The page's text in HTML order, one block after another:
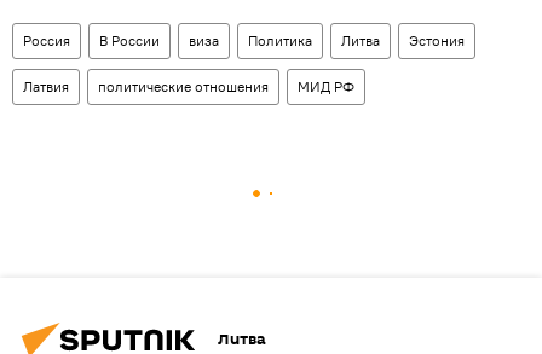
Россия В России виза Политика Литва Эстония
Латвия политические отношения МИД РФ
Литва